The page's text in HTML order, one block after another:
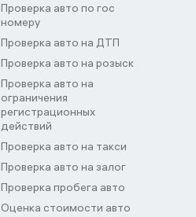
Проверка авто по гос
номеру
Проверка авто на ДТП
Проверка авто на розыск
Проверка авто на
ограничения
регистрационных
действий
Проверка авто на такси
Проверка авто на залог
Проверка пробега авто
Оценка стоимости авто